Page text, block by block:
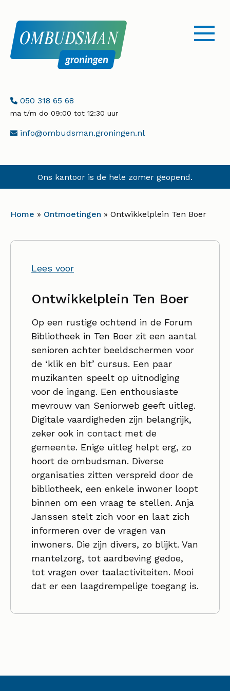
menu
openen
Telefoonnummer:
050 318 65 68
ma t/m do 09:00 tot 12:30 uur
E-info@ombudsman.groningen.nl
Ons kantoor is de hele zomer geopend.
Home » Ontmoetingen » Ontwikkelplein Ten Boer
Lees voor
Ontwikkelplein Ten Boer
Op een rustige ochtend in de Forum
Bibliotheek in Ten Boer zit een aantal
senioren achter beeldschermen voor
de ‘klik en bit’ cursus. Een paar
muzikanten speelt op uitnodiging
voor de ingang. Een enthousiaste
mevrouw van Seniorweb geeft uitleg.
Digitale vaardigheden zijn belangrijk,
zeker ook in contact met de
gemeente. Enige uitleg helpt erg, zo
hoort de ombudsman. Diverse
organisaties zitten verspreid door de
bibliotheek, een enkele inwoner loopt
binnen om een vraag te stellen. Anja
Janssen stelt zich voor en laat zich
informeren over de vragen van
inwoners. Die zijn divers, zo blijkt. Van
mantelzorg, tot aardbeving gedoe,
tot vragen over taalactiviteiten. Mooi
dat er een laagdrempelige toegang is.